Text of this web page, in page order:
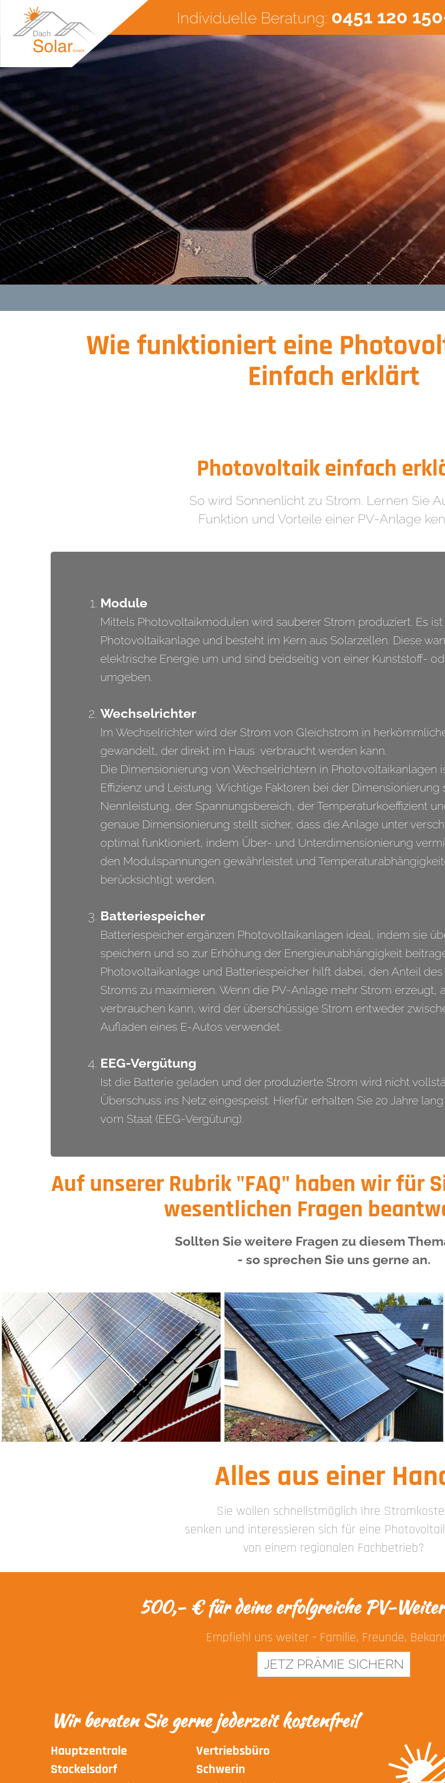
Individuelle Beratung: 0451 120
Wie funktioniert eine
Einfach erklärt
Photovoltaik einfach
So wird Sonnenlicht zu Strom. Lernen Sie
Funktion und Vorteile einer PV-Anlage
Module
Mittels Photovoltaikmodulen wird sauberer Strom produziert. Es ist
Photovoltaikanlage und besteht im Kern aus Solarzellen. Diese
elektrische Energie um und sind beidseitig von einer Kunststoff-
umgeben.
Wechselrichter
Im Wechselrichter wird der Strom von Gleichstrom in
gewandelt, der direkt im Haus verbraucht werden kann.
Die Dimensionierung von Wechselrichtern in Photovoltaikanlagen
Effizienz und Leistung. Wichtige Faktoren bei der Dimensionierung
Nennleistung, der Spannungsbereich, der Temperaturkoeffizient
genaue Dimensionierung stellt sicher, dass die Anlage unter
optimal funktioniert, indem Über- und Unterdimensionierung
den Modulspannungen gewährleistet und
berücksichtigt werden.
Batteriespeicher
Batteriespeicher ergänzen Photovoltaikanlagen ideal, indem sie
speichern und so zur Erhöhung der Energieunabhängigkeit
Photovoltaikanlage und Batteriespeicher hilft dabei, den Anteil des
Stroms zu maximieren. Wenn die PV-Anlage mehr Strom erzeugt,
verbrauchen kann, wird der überschüssige Strom entweder
Aufladen eines E-Autos verwendet.
EEG-Vergütung
Ist die Batterie geladen und der produzierte Strom wird nicht
Überschuss ins Netz eingespeist. Hierfür erhalten Sie 20 Jahre
vom Staat (EEG-Vergütung).
Auf unserer Rubrik "FAQ" haben wir für
wesentlichen Fragen
Sollten Sie weitere Fragen zu diesem
- so sprechen Sie uns gerne an.
Alles aus einer
Sie wollen schnellstmöglich Ihre
senken und interessieren sich für eine
von einem regionalen Fachbetrieb?
500,- € für deine erfolgreiche PV-
Empfiehl uns weiter - Familie, Freunde,
JETZ PRÄMIE SICHERN
Wir beraten Sie gerne jederzeit kostenfrei!
Hauptzentrale
Stockelsdorf
Vertriebsbüro
Schwerin